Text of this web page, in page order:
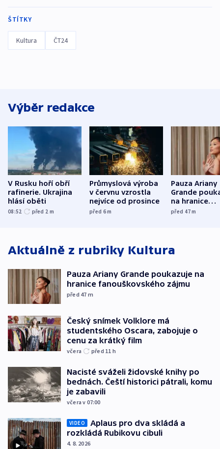
ŠTÍTKY
Kultura ČT24
Výběr redakce
V Rusku hoří obří
rafinerie. Ukrajina
hlásí oběti
08:52 před 2 m
Průmyslová výroba
v červnu vzrostla
nejvíce od prosince
před 6m
Pauza Ariany
Grande
na hranice
před 47m
Aktuálně z rubriky Kultura
Pauza Ariany Grande poukazuje na
hranice fanouškovského zájmu
před 47 m
Český snímek Volklore má
studentského Oscara, zabojuje o
cenu za krátký film
včera před 11 h
Nacisté sváželi židovské knihy po
bednách. Čeští historici pátrali, komu
je zabavili
včera v 07:00
VIDEO
Aplaus pro dva skládá a
rozkládá Rubikovu cibuli
4. 8. 2026